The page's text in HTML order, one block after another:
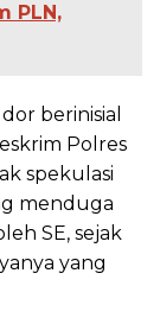
PLN,
berinisial
Polres
spekulasi
menduga
SE, sejak
yang